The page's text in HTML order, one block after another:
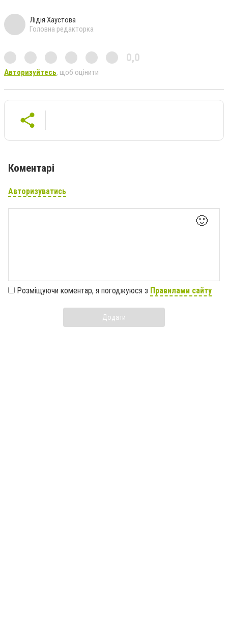
Лідія Хаустова
Головна редакторка
0,0
Авторизуйтесь, щоб оцінити
Коментарі
Авторизуватись
🙂
Розміщуючи коментар, я погоджуюся з Правилами сайту
Додати